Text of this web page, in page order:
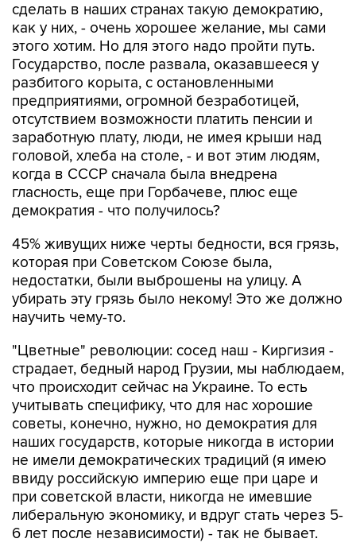
сделать в наших странах такую демократию,
как у них, - очень хорошее желание, мы сами
этого хотим. Но для этого надо пройти путь.
Государство, после развала, оказавшееся у
разбитого корыта, с остановленными
предприятиями, огромной безработицей,
отсутствием возможности платить пенсии и
заработную плату, люди, не имея крыши над
головой, хлеба на столе, - и вот этим людям,
когда в СССР сначала была внедрена
гласность, еще при Горбачеве, плюс еще
демократия - что получилось?
45% живущих ниже черты бедности, вся грязь,
которая при Советском Союзе была,
недостатки, были выброшены на улицу. А
убирать эту грязь было некому! Это же должно
научить чему-то.
"Цветные" революции: сосед наш - Киргизия -
страдает, бедный народ Грузии, мы наблюдаем,
что происходит сейчас на Украине. То есть
учитывать специфику, что для нас хорошие
советы, конечно, нужно, но демократия для
наших государств, которые никогда в истории
не имели демократических традиций (я имею
ввиду российскую империю еще при царе и
при советской власти, никогда не имевшие
либеральную экономику, и вдруг стать через 5-
6 лет после независимости) - так не бывает.